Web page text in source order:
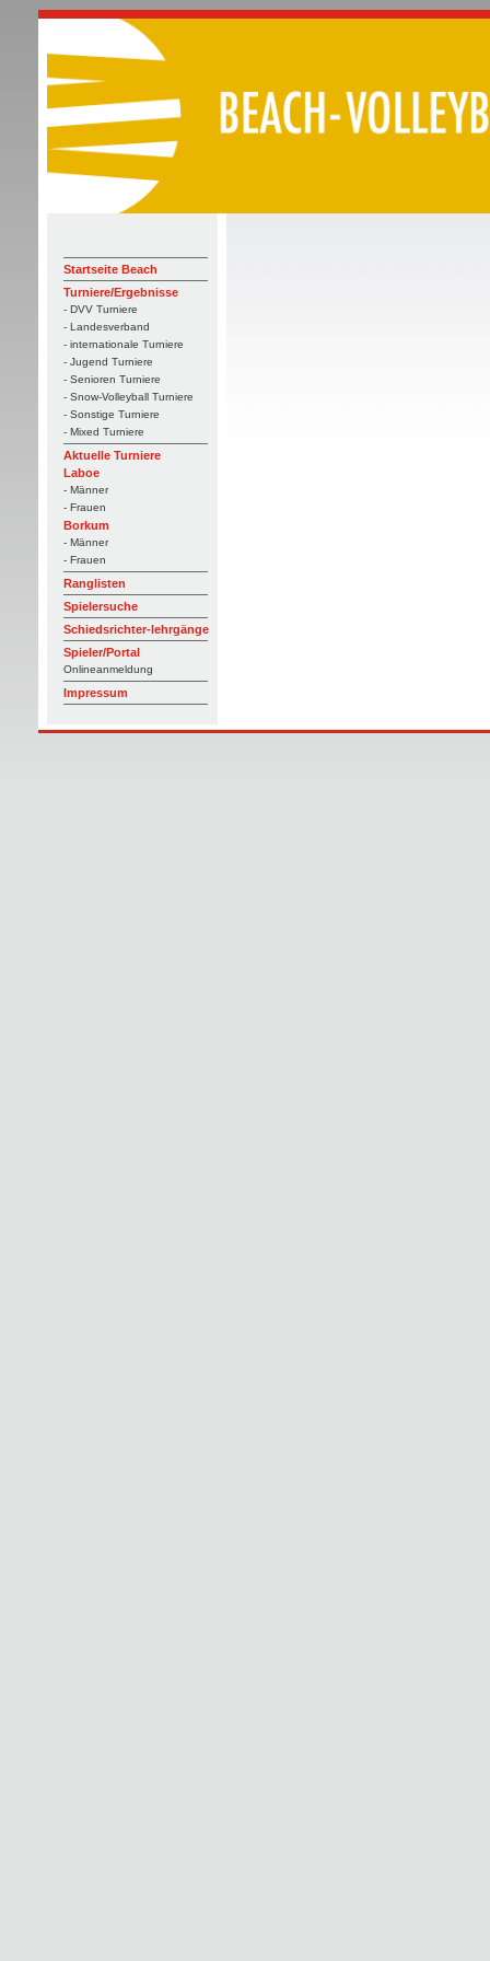
Startseite Beach
Turniere/Ergebnisse
- DVV Turniere
- Landesverband
- internationale Turniere
- Jugend Turniere
- Senioren Turniere
- Snow-Volleyball Turniere
- Sonstige Turniere
- Mixed Turniere
Aktuelle Turniere
Laboe
- Männer
- Frauen
Borkum
- Männer
- Frauen
Ranglisten
Spielersuche
Schiedsrichter-lehrgänge
Spieler/Portal
Onlineanmeldung
Impressum